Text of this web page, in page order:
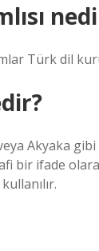
Türk dil
veya Akyaka
bir ifade